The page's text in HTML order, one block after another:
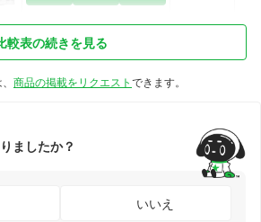
較表の続きを見る
商品の掲載をリクエスト できます。
ましたか？
いいえ